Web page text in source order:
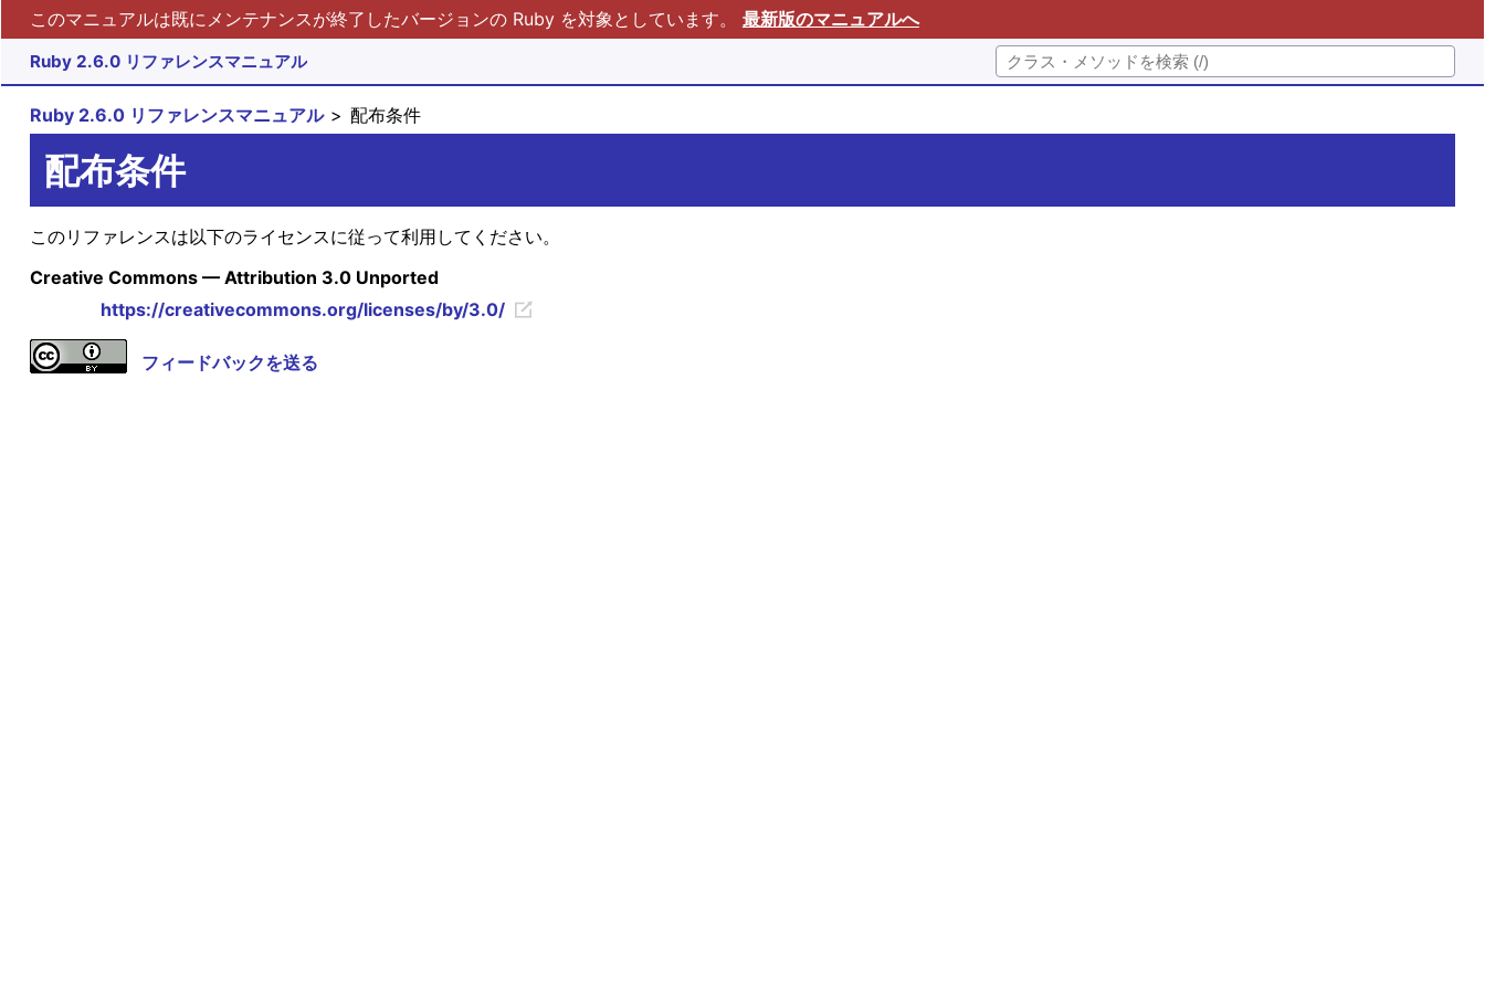
このマニュアルは既にメンテナンスが終了したバージョンの Ruby を対象としています。 最新版のマニュアルへ
Ruby 2.6.0 リファレンスマニュアル
Ruby 2.6.0 リファレンスマニュアル 配布条件
配布条件
このリファレンスは以下のライセンスに従って利用してください。
Creative Commons — Attribution 3.0 Unported
https://creativecommons.org/licenses/by/3.0/
フィードバックを送る